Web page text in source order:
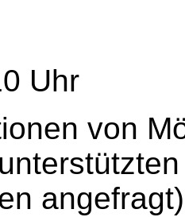
Uhr
von
angefragt)